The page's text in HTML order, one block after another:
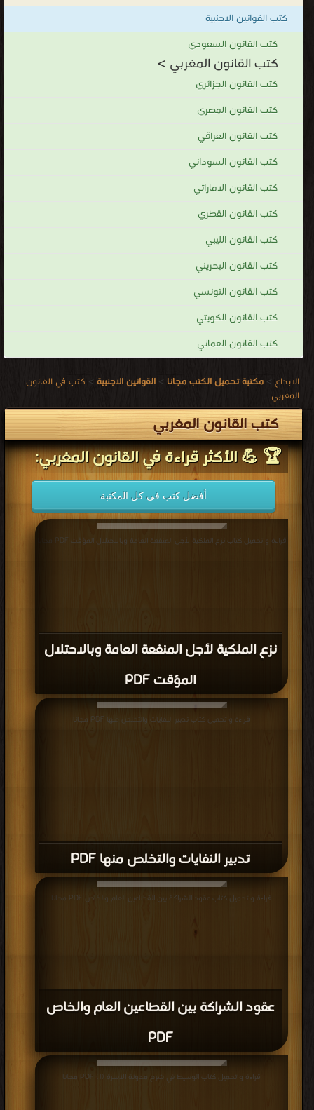
كتب القانون المغربي
كتب القوانين الاجنبية
كتب القانون السعودي
كتب القانون المغربي >
كتب القانون الجزائري
كتب القانون المصري
كتب القانون العراقي
كتب القانون السوداني
كتب القانون الاماراتي
كتب القانون القطري
كتب القانون الليبي
كتب القانون البحريني
كتب القانون التونسي
كتب القانون الكويتي
كتب القانون العماني
الابداع > مكتبة تحميل الكتب مجانا > القوانين الاجنبية > كتب في القانون
المغربي
كتب القانون المغربي
🏆 💪 الأكثر قراءة في القانون المغربي:
أفضل كتب في كل المكتبة
نزع الملكية لأجل المنفعة العامة وبالاحتلال
المؤقت PDF
قراءة و تحميل كتاب نزع الملكية لأجل المنفعة العامة وبالاحتلال المؤقت PDF مجانا
تدبير النفايات والتخلص منها PDF
قراءة و تحميل كتاب تدبير النفايات والتخلص منها PDF مجانا
عقود الشراكة بين القطاعين العام والخاص
PDF
قراءة و تحميل كتاب عقود الشراكة بين القطاعين العام والخاص PDF مجانا
قراءة و تحميل كتاب الوسيط في شرح مدونة الأسرة (1) PDF مجانا